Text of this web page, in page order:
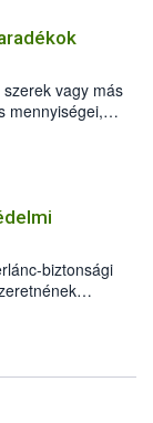
vagy más
mennyiségei,
Az
is jelen kell
jelen, így nem
nézve.
biztonsági